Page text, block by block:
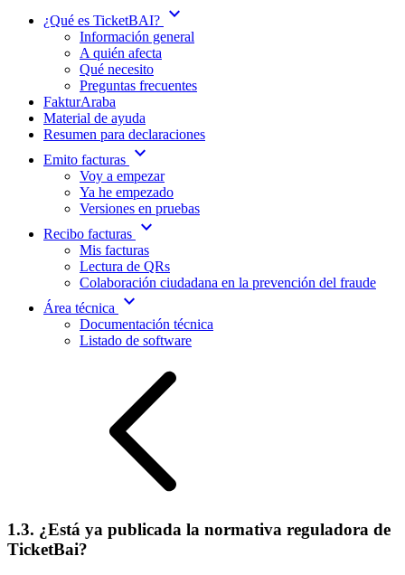
¿Qué es TicketBAI? expand_more
Información general
A quién afecta
Qué necesito
Preguntas frecuentes
FakturAraba
Material de ayuda
Resumen para declaraciones
Emito facturas expand_more
Voy a empezar
Ya he empezado
Versiones en pruebas
Recibo facturas expand_more
Mis facturas
Lectura de QRs
Colaboración ciudadana en la prevención del fraude
Área técnica
expand_more
Documentación técnica
Listado de software
1.3. ¿Está ya publicada la normativa reguladora de
TicketBai?